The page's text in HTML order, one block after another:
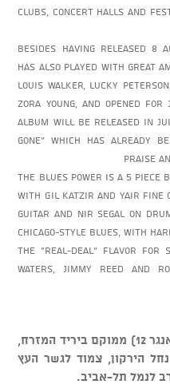
clubs, concert halls and
Besides having released 8
has also played with great
Louis Walker, Lucky
Zora Young, and opened for
album will be released in
gone” which has already
praise
The Blues power is a 5 piece
with Gil Katzir and Yair Fine
guitar and Nir Segal on
Chicago-style Blues, with
the “real-deal” flavor for
Waters, Jimmy Reed and
טוקהאוס ביתן 12 (שימו לב לא האנגר 12) ממוקם ביריד המזרח,
הירקון, צמוד לגשר העץ
לנמל תל-אביב.